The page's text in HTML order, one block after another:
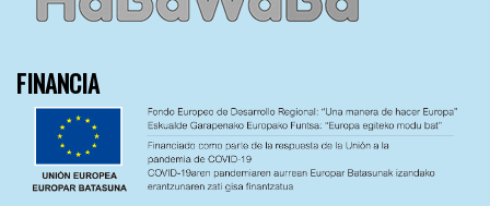
FINANCIA